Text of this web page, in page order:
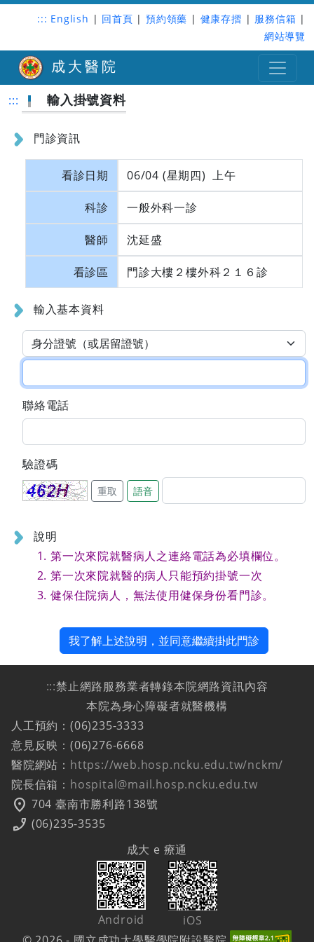
::: English | 回首頁 | 預約領藥 | 健康存摺 | 服務信箱 |
網站導覽
成大醫院
::: 輸入掛號資料
門診資訊
看診日期 06/04 (星期四) 上午
科診 一般外科一診
醫師 沈延盛
看診區 門診大樓２樓外科２１６診
輸入基本資料
聯絡電話
驗證碼
重取 語音
說明
第一次來院就醫病人之連絡電話為必填欄位。
第一次來院就醫的病人只能預約掛號一次
健保住院病人，無法使用健保身份看門診。
我了解上述說明，並同意繼續掛此門診
:::禁止網路服務業者轉錄本院網路資訊內容
本院為身心障礙者就醫機構
人工預約：(06)235-3333
意見反映：(06)276-6668
醫院網站： https://web.hosp.ncku.edu.tw/nckm/
院長信箱： hospital@mail.hosp.ncku.edu.tw
location_on 704 臺南市勝利路138號
phone_enabled (06)235-3535
成大 e 療通
Android
iOS